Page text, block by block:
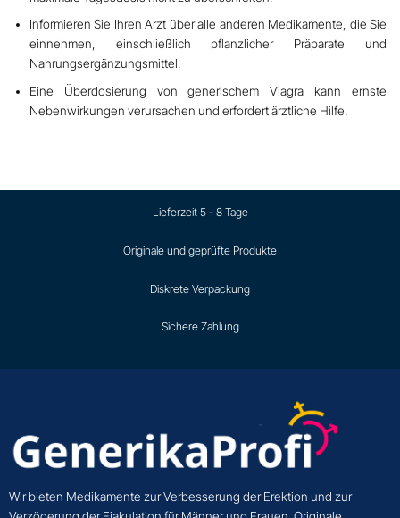
Informieren Sie Ihren Arzt über alle anderen Medikamente, die Sie
einnehmen, einschließlich pflanzlicher Präparate und
Nahrungsergänzungsmittel.
Eine Überdosierung von generischem Viagra kann ernste
Nebenwirkungen verursachen und erfordert ärztliche Hilfe.
Lieferzeit 5 - 8 Tage
Originale und geprüfte Produkte
Diskrete Verpackung
Sichere Zahlung
Wir bieten Medikamente zur Verbesserung der Erektion und zur